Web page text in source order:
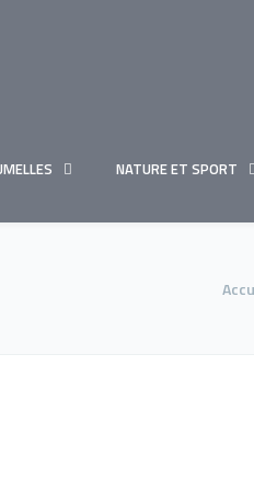
NATURE ET SPORT